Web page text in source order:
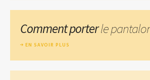
Comment porterle
EN SAVOIR PLUS